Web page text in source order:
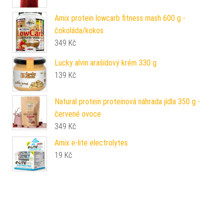
Amix protein lowcarb fitness mash 600 g -
čokoláda/kokos
349 Kč
Lucky alvin arašídový krém 330 g
139 Kč
Natural protein proteinová náhrada jídla 350 g -
červené ovoce
349 Kč
Amix e-lite electrolytes
19 Kč